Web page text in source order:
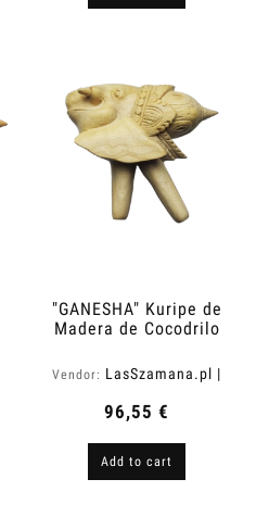
"GANESHA" Kuripe de
Madera de Cocodrilo
Vendor: LasSzamana.pl |
96,55 €
Add to cart